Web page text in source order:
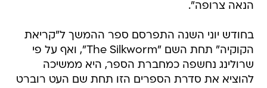
הנאה צרופה".
בחודש יוני השנה התפרסם ספר ההמשך ל"קריאת
הקוקיה" תחת השם "The Silkworm", ואף על פי
שרולינג נחשפה כמחברת הספר, היא ממשיכה
להוציא את סדרת הספרים הזו תחת שם העט רוברט